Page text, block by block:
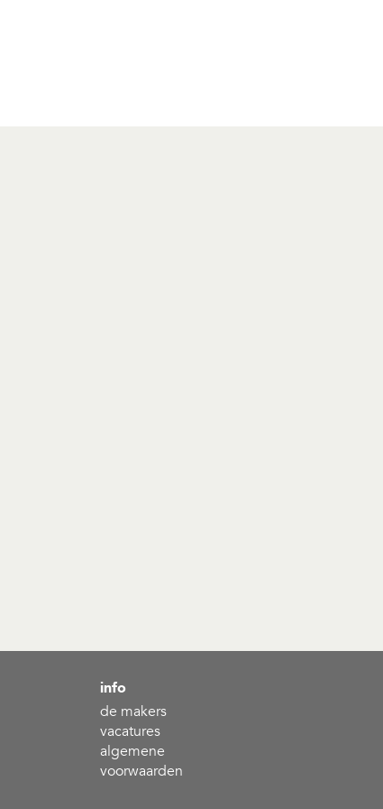
info
de makers
vacatures
algemene
voorwaarden